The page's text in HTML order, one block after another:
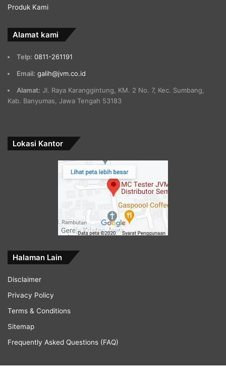
Produk Kami
Alamat kami
Telp: 0811-261191
Email: galih@jvm.co.id
Alamat: Jl. Raya Karanggintung, KM. 2 No. 7, Kec. Sumbang,
Kab. Banyumas, Jawa Tengah 53183
Lokasi Kantor
Halaman Lain
Disclaimer
Privacy Policy
Terms & Conditions
Sitemap
Frequently Asked Questions (FAQ)